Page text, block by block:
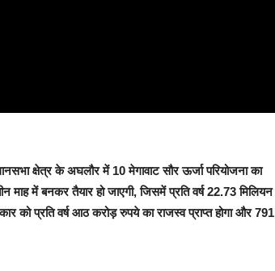
क्षेत्र के अघलौर में 10 मेगावाट सौर ऊर्जा परियोजना का
माह में बनकर तैयार हो जाएगी, जिसमें प्रति वर्ष 22.73 मिलियन
को प्रति वर्ष आठ करोड़ रुपये का राजस्व प्राप्त होगा और 791